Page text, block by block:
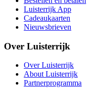
Luisterrijk App
Cadeaukaarten
Nieuwsbrieven
Over Luisterrijk
Over Luisterrijk
About Luisterrijk
Partnerprogramma